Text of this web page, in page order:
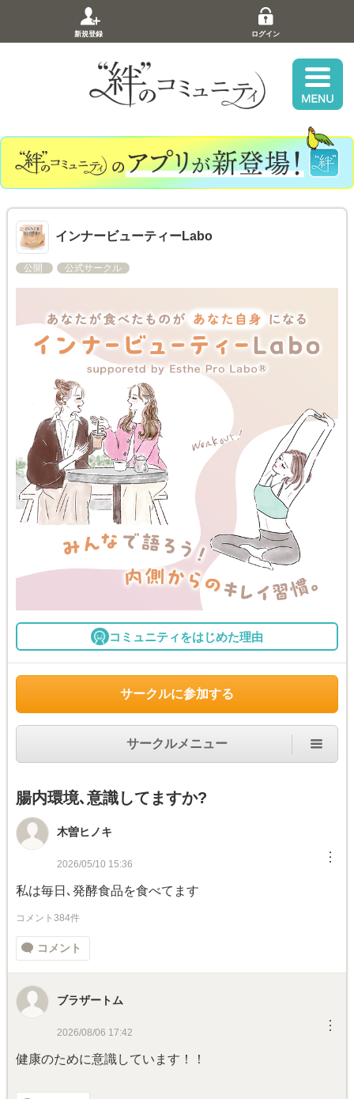
新規登録 ログイン
インナービューティーLabo
公開 公式サークル
コミュニティをはじめた理由
サークルに参加する
サークルメニュー
腸内環境､意識してますか?
木曽ヒノキ
2026/05/10 15:36 ︙
私は毎日､発酵食品を食べてます
コメント384件
コメント
ブラザートム
2026/08/06 17:42 ︙
健康のために意識しています！！